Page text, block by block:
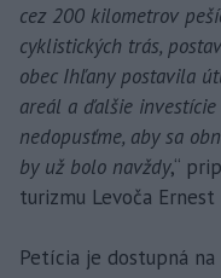
cez 200 kilometrov
cyklistických trás,
obec Ihľany postavila
areál a ďalšie
nedopusťme, aby sa
by už bolo navždy,“
turizmu Levoča Ernest
Petícia je dostupná